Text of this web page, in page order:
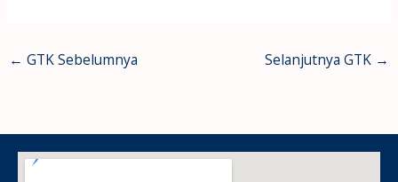
← GTK Sebelumnya Selanjutnya GTK →